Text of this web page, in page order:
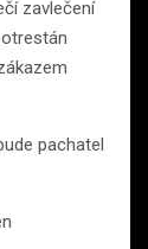
zavlečení
pachatel